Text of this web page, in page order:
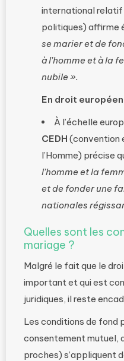
international
politiques) affirme
se marier et de
à l’homme et à la
nubile ».
En droit européen
À l’échelle
CEDH (convention
l’Homme) précise
l’homme et la
et de fonder une
nationales
Quelles sont les
mariage ?
Malgré le fait que le
important et qui est
juridiques, il reste
Les conditions de fond
consentement mutuel,
proches) s’appliquent